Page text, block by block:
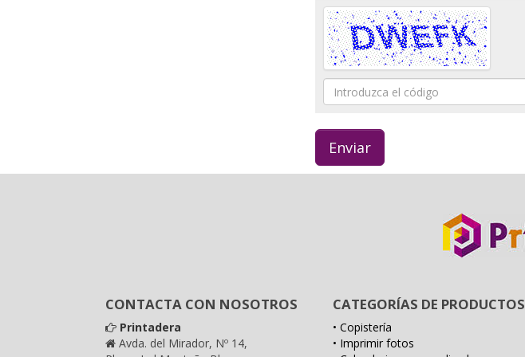
Introduzca
el
CONTACTA CON NOSOTROS
Printadera
Avda. del Mirador, Nº 14,
CATEGORÍAS DE PRODUCTOS
• Copistería
• Imprimir fotos